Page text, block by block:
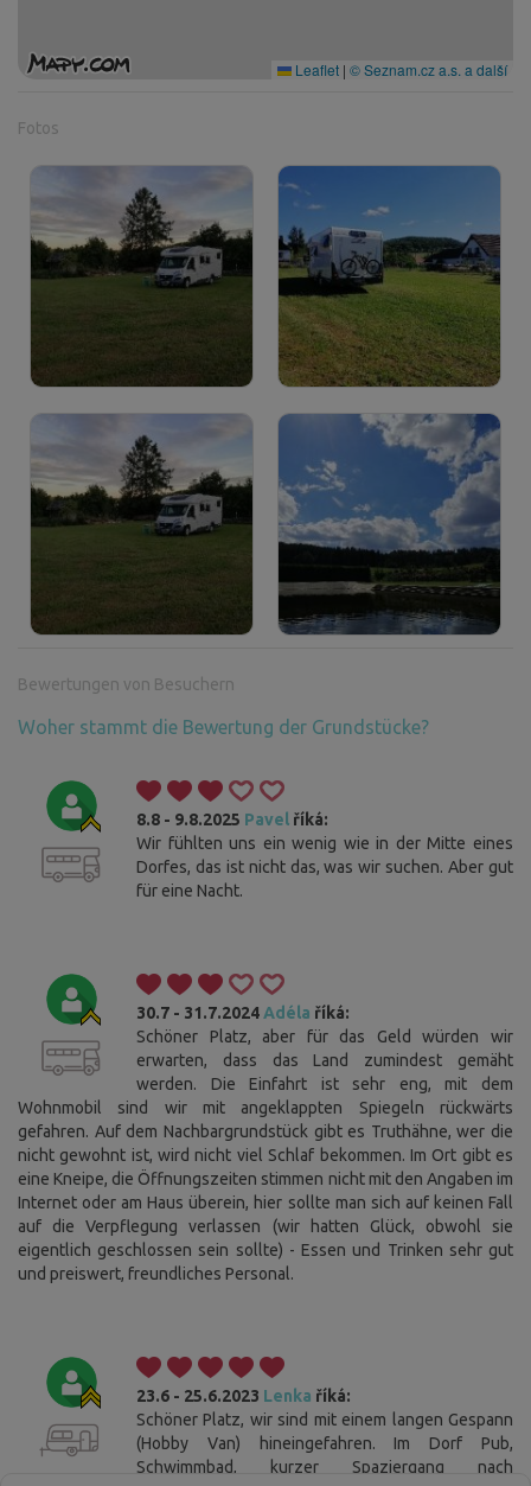
Leaflet | © Seznam.cz a.s. a další
Fotos
Bewertungen von Besuchern
Woher stammt die Bewertung der Grundstücke?
8.8 - 9.8.2025 Pavel říká:
Wir fühlten uns ein wenig wie in der Mitte eines
Dorfes, das ist nicht das, was wir suchen. Aber gut
für eine Nacht.
30.7 - 31.7.2024Adéla říká:
Schöner Platz, aber für das Geld würden wir
erwarten, dass das Land zumindest gemäht
werden. Die Einfahrt ist sehr eng, mit dem
Wohnmobil sind wir mit angeklappten Spiegeln rückwärts
gefahren. Auf dem Nachbargrundstück gibt es Truthähne, wer die
nicht gewohnt ist, wird nicht viel Schlaf bekommen. Im Ort gibt es
eine Kneipe, die Öffnungszeiten stimmen nicht mit den Angaben im
Internet oder am Haus überein, hier sollte man sich auf keinen Fall
auf die Verpflegung verlassen (wir hatten Glück, obwohl sie
eigentlich geschlossen sein sollte) - Essen und Trinken sehr gut
und preiswert, freundliches Personal.
23.6 - 25.6.2023 Lenka říká:
Schöner Platz, wir sind mit einem langen Gespann
(Hobby Van) hineingefahren. Im Dorf Pub,
Schwimmbad, kurzer Spaziergang nach